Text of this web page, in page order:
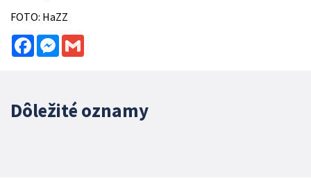
FOTO: HaZZ
FacebookMessenger
Dôležité oznamy